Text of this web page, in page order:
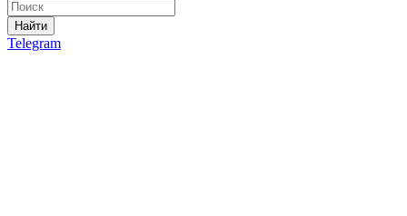
Найти
Telegram